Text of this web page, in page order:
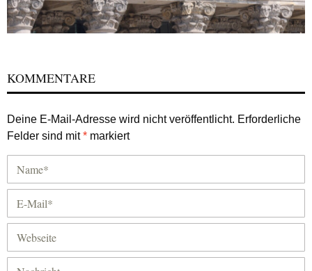
KOMMENTARE
Deine E-Mail-Adresse wird nicht veröffentlicht. Erforderliche
Felder sind mit* markiert